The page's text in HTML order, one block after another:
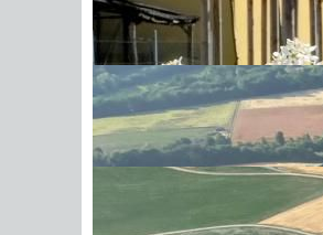
Sonnenschein am Morgen im
Ahornwald
Berg bei Berolzheim Plan zum VE
14.pdf (1,3MB)
Bebauungsplan Autohof
Berg bei Berolzheim Umweltbericht
14.pdf
(1,7MB)
Ahorn-